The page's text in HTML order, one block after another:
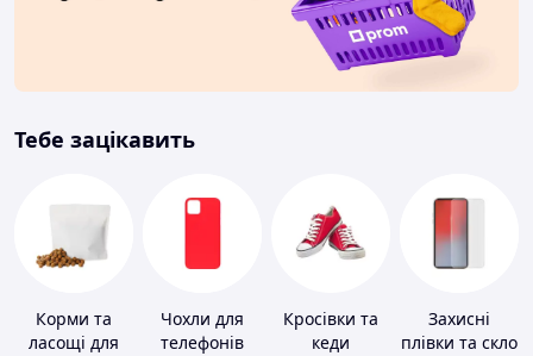
Тебе зацікавить
Корми та
ласощі для
Чохли для
телефонів
Кросівки та
кеди
Захисні
плівки та скло